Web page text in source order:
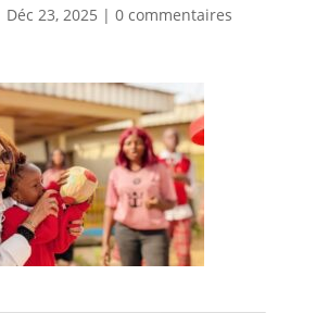
Déc 23, 2025 | 0 commentaires